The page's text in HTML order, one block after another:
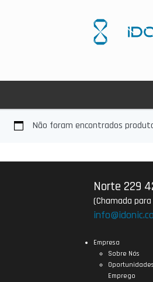
Não foram encontrados
Norte 229
(Chamada
Empresa
Sobre Nós
Emprego